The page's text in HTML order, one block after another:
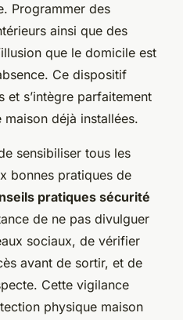
Programmer des
ainsi que des
que le domicile est
Ce dispositif
et s’intègre parfaitement
déjà installées.
sensibiliser tous les
bonnes pratiques de
pratiques sécurité
de ne pas divulguer
sociaux, de vérifier
avant de sortir, et de
Cette vigilance
physique maison